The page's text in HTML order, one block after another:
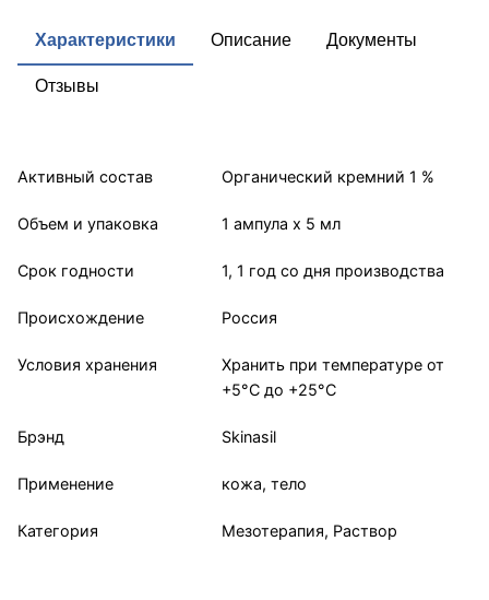
Характеристики Описание Документы
Отзывы
Активный состав Органический кремний 1 %
Объем и упаковка 1 ампула x 5 мл
Срок годности 1, 1 год со дня производства
Происхождение Россия
Условия хранения
Хранить при температуре от
+5°С до +25°С
Брэнд Skinasil
Применение кожа, тело
Категория Мезотерапия, Раствор